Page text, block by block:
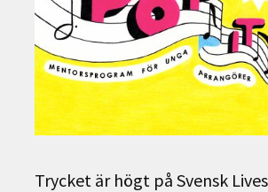
Trycket är högt på Svensk